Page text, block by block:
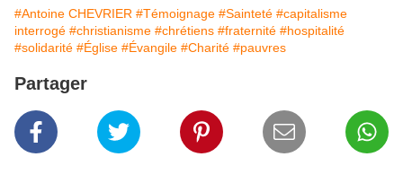
#Antoine CHEVRIER #Témoignage #Sainteté #capitalisme
interrogé #christianisme #chrétiens #fraternité #hospitalité
#solidarité #Église #Évangile #Charité #pauvres
Partager